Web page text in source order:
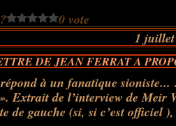
0 vote
1
DE JEAN FERRAT A
à un fanatique
Extrait de l’interview de Meir
de gauche (si, si c’est officiel